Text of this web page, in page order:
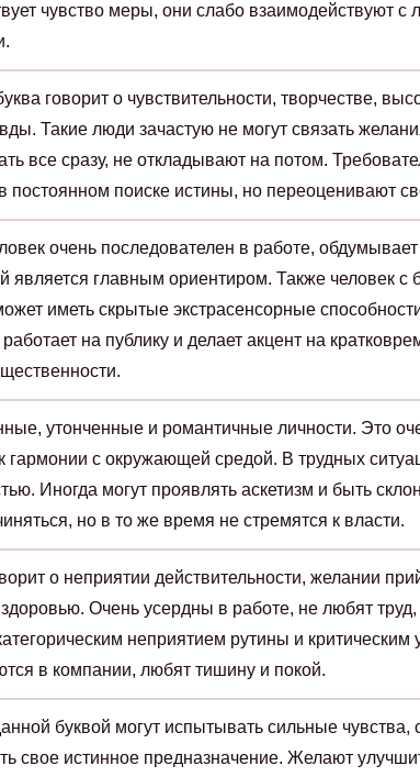
чувство меры, они слабо взаимодействуют
говорит о чувствительности, творчестве,
Такие люди зачастую не могут связать
все сразу, не откладывают на потом.
постоянном поиске истины, но переоценивают
очень последователен в работе,
является главным ориентиром. Также человек с
иметь скрытые экстрасенсорные
на публику и делает акцент на
утонченные и романтичные личности. Это
гармонии с окружающей средой. В трудных
Иногда могут проявлять аскетизм и быть
но в то же время не стремятся к власти.
о неприятии действительности, желании
Очень усердны в работе, не любят
неприятием рутины и
в компании, любят тишину и покой.
буквой могут испытывать сильные чувства,
свое истинное предназначение. Желают